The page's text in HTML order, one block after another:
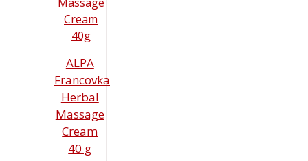
ALPA
Francovka
Herbal
Massage
Cream
40 g